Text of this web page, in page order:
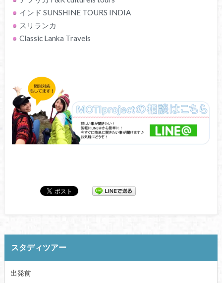
インド SUNSHINE TOURS INDIA
スリランカ
Classic Lanka Travels
スタディツアー
出発前